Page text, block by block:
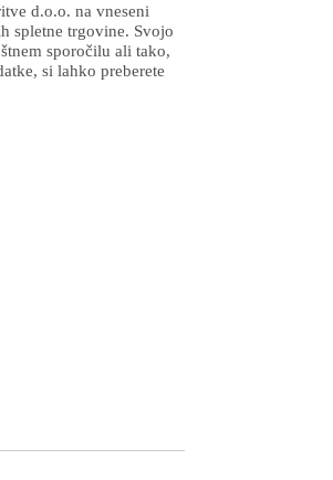
d.o.o. na vneseni
spletne trgovine. Svojo
sporočilu ali tako,
si lahko preberete